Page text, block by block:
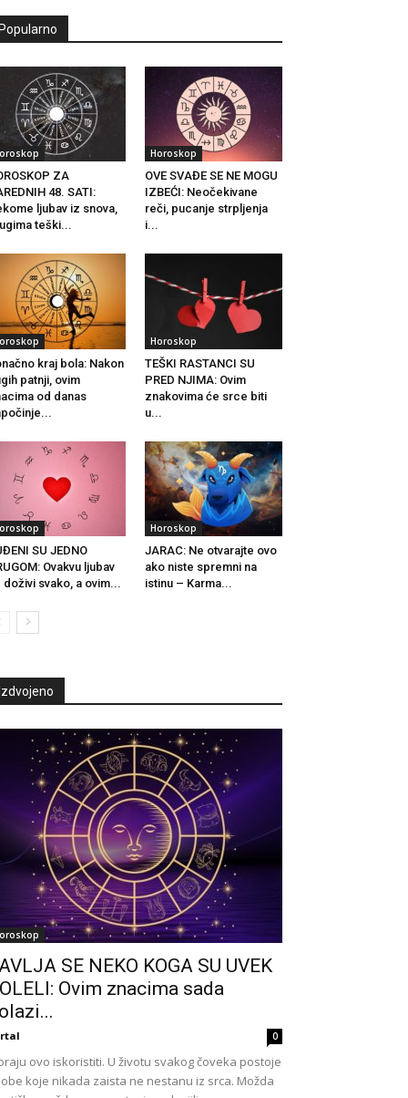
Popularno
ZA
48. SATI:
ljubav iz snova,
teški...
Horoskop
OVE SVAĐE SE NE MOGU
IZBEĆI: Neočekivane
reči, pucanje strpljenja
i...
kraj bola: Nakon
patnji, ovim
od danas
Horoskop
TEŠKI RASTANCI SU
PRED NJIMA: Ovim
znakovima će srce biti
u...
SU JEDNO
Ovakvu ljubav
doživi svako, a ovim...
Horoskop
JARAC: Ne otvarajte ovo
ako niste spremni na
istinu – Karma...
Izdvojeno
SE NEKO KOGA SU UVEK
Ovim znacima sada
0
ovo iskoristiti. U životu svakog čoveka postoje
koje nikada zaista ne nestanu iz srca. Možda